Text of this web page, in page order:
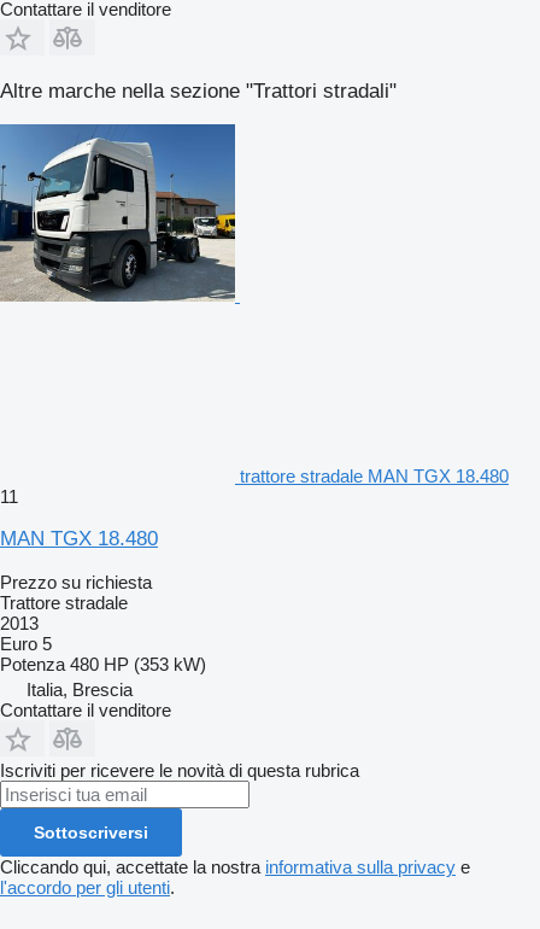
Contattare il venditore
Altre marche nella sezione "Trattori stradali"
trattore stradale MAN TGX 18.480
11
MAN TGX 18.480
Prezzo su richiesta
Trattore stradale
2013
Euro 5
Potenza 480 HP (353 kW)
Italia, Brescia
Contattare il venditore
Iscriviti per ricevere le novità di questa rubrica
Sottoscriversi
Cliccando qui, accettate la nostra informativa sulla privacy e
l'accordo per gli utenti.